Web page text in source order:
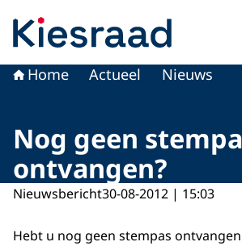
Home Actueel Nieuws
Nog geen
ontvangen?
Nieuwsbericht30-08-2012 | 15:03
Hebt u nog geen stempas